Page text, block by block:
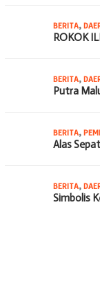
BERITA,
ROKOK
BERITA,
Putra
BERITA,
Alas
BERITA,
Simbolis